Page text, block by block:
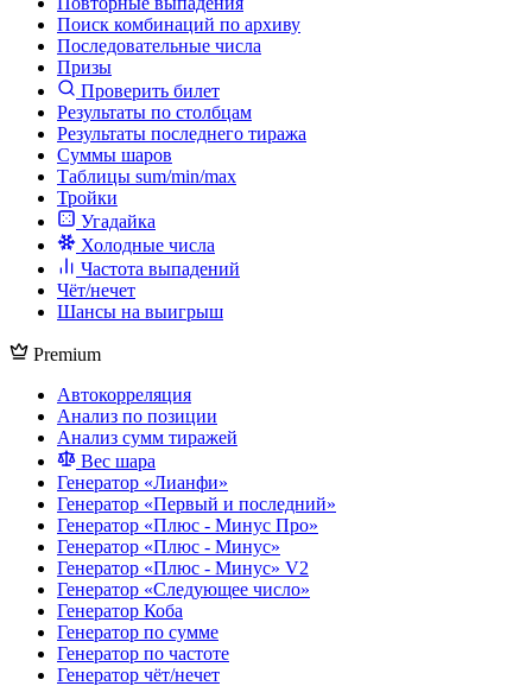
Поиск комбинаций по архиву
Последовательные числа
Призы
Проверить билет
Результаты по столбцам
Результаты последнего тиража
Суммы шаров
Таблицы sum/min/max
Тройки
Угадайка
Холодные числа
Частота выпадений
Чёт/нечет
Шансы на выигрыш
Premium
Автокорреляция
Анализ по позиции
Анализ сумм тиражей
Вес шара
Генератор «Лианфи»
Генератор «Первый и последний»
Генератор «Плюс - Минус Про»
Генератор «Плюс - Минус»
Генератор «Плюс - Минус» V2
Генератор «Следующее число»
Генератор Коба
Генератор по сумме
Генератор по частоте
Генератор чёт/нечет